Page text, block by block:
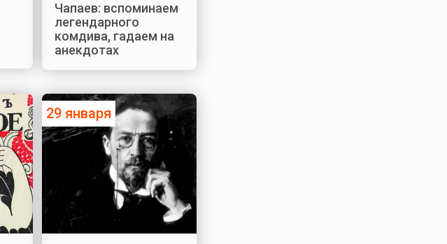
Чапаев: вспоминаем
легендарного
комдива, гадаем на
анекдотах
29 января